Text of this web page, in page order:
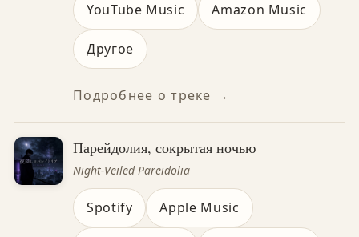
YouTube Music Amazon Music
Другое
Подробнее о треке →
Парейдолия, сокрытая ночью
Night-Veiled Pareidolia
Spotify Apple Music